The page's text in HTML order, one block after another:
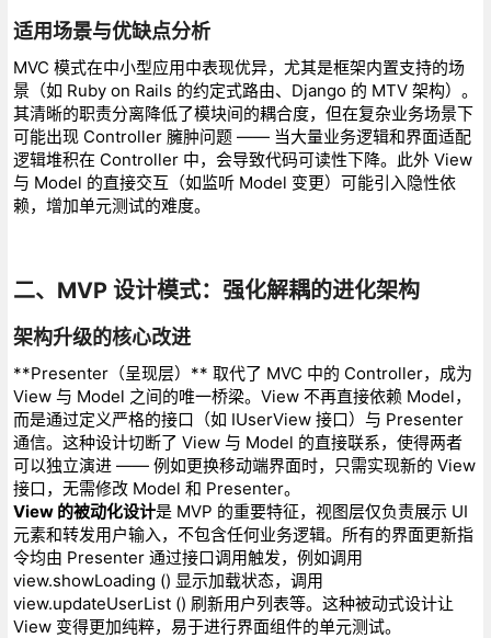
适用场景与优缺点分析
MVC 模式在中小型应用中表现优异，尤其是框架内置支持的场
景（如 Ruby on Rails 的约定式路由、Django 的 MTV 架构）。
其清晰的职责分离降低了模块间的耦合度，但在复杂业务场景下
可能出现 Controller 臃肿问题 —— 当大量业务逻辑和界面适配
逻辑堆积在 Controller 中，会导致代码可读性下降。此外 View
与 Model 的直接交互（如监听 Model 变更）可能引入隐性依
赖，增加单元测试的难度。
二、MVP 设计模式：强化解耦的进化架构
架构升级的核心改进
**Presenter（呈现层）** 取代了 MVC 中的 Controller，成为
View 与 Model 之间的唯一桥梁。View 不再直接依赖 Model，
而是通过定义严格的接口（如 IUserView 接口）与 Presenter
通信。这种设计切断了 View 与 Model 的直接联系，使得两者
可以独立演进 —— 例如更换移动端界面时，只需实现新的 View
接口，无需修改 Model 和 Presenter。
View 的被动化设计是 MVP 的重要特征，视图层仅负责展示 UI
元素和转发用户输入，不包含任何业务逻辑。所有的界面更新指
令均由 Presenter 通过接口调用触发，例如调用
view.showLoading () 显示加载状态，调用
view.updateUserList () 刷新用户列表等。这种被动式设计让
View 变得更加纯粹，易于进行界面组件的单元测试。